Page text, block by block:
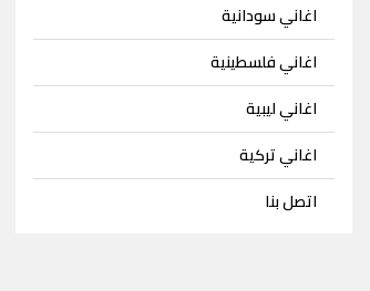
اغاني سودانية
اغاني فلسطينية
اغاني ليبية
اغاني تركية
اتصل بنا